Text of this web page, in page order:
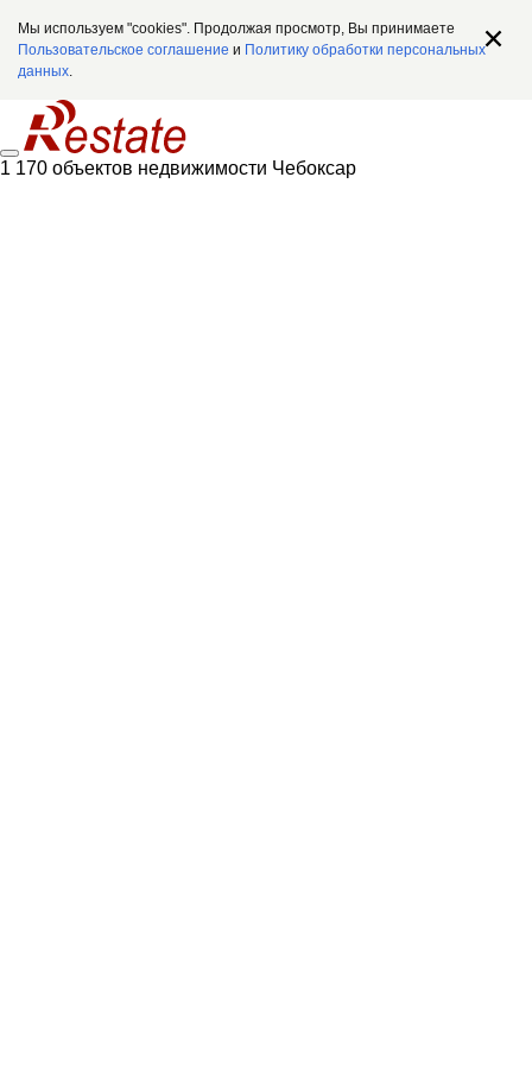
Мы используем "cookies". Продолжая просмотр, Вы принимаете
Пользовательское соглашение и Политику обработки персональных
данных.
1 170 объектов недвижимости Чебоксар